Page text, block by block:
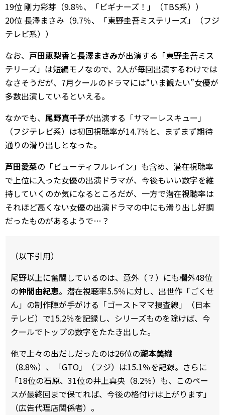
19位 剛力彩芽（9.8％、「ビギナーズ！」（TBS系））
20位 長澤まさみ（9.7％、「東野圭吾ミステリーズ」（フジ
テレビ系））
なお、 戸田恵梨香と長澤まさみが出演する「東野圭吾ミス
テリーズ」は短編モノなので、2人が毎回出演するわけでは
なさそうだが、7月クールのドラマには“いま観たい”女優が
多数出演しているといえる。
なかでも、 尾野真千子が出演する「サマーレスキュー」
（フジテレビ系）は初回視聴率が14.7％と、まずまず期待
通りの滑り出しとなった。
芦田愛菜の「ビューティフルレイン」も含め、潜在視聴率
で上位に入った女優の出演ドラマが、今後もいい数字を維
持していくのか気になるところだが、一方で潜在視聴率は
それほど高くない女優の出演ドラマの中にも滑り出し好調
だったものがあるようで…？
（以下引用）
尾野以上に奮闘しているのは、意外（？）にも欄外48位
の仲間由紀恵。潜在視聴率5.5％に対し、出世作「ごくせ
ん」の制作陣が手がける「ゴーストママ捜査線」（日本
テレビ）で15.2％を記録し、シリーズものを除けば、今
クールでトップの数字をたたき出した。
他で上々の出だしだったのは26位の瀧本美織
（8.8％）、「GTO」（フジ）は15.1％を記録。さらに
「18位の石原、31位の井上真央（8.2％）も、このペー
スが最終回まで保てれば、今後の格付けは上がります」
（広告代理店関係者）。